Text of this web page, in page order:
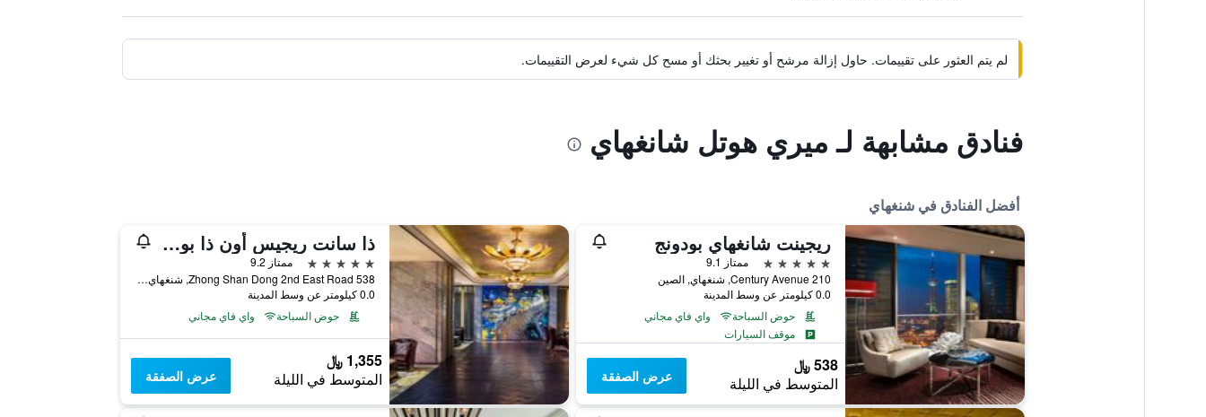
لم يتم العثور على تقييمات. حاول إزالة مرشح أو تغيير بحثك أو مسح كل شيء لعرض التقييمات.
فنادق مشابهة لـ ميري هوتل شانغهاي
أفضل الفنادق في شنغهاي
ريجينت شانغهاي بودونج
5 نجوم
ممتاز 9.1
210 Century Avenue, شنغهاي, الصين
0.0 كيلومتر عن وسط المدينة
حوض السباحة
واي فاي مجاني
موقف السيارات
538 ﷼
المتوسط في الليلة عرض الصفقة
ذا سانت ريجيس أون ذا بوند، شانغهاي
5 نجوم
ممتاز 9.2
538 Zhong Shan Dong 2nd East Road, شنغهاي, الصين
0.0 كيلومتر عن وسط المدينة
حوض السباحة
واي فاي مجاني
1,355 ﷼
المتوسط في الليلة عرض الصفقة